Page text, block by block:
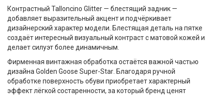
Контрастный Talloncino Glitter — блестящий задник —
добавляет выразительный акцент и подчёркивает
дизайнерский характер модели. Блестящая деталь на пятке
создаёт интересный визуальный контраст с матовой кожей и
делает силуэт более динамичным.
Фирменная винтажная обработка остаётся важной частью
дизайнаGolden Goose Super-Star. Благодаря ручной
обработке поверхность обуви приобретает характерный
эффект лёгкой состаренности, за который бренд ценят